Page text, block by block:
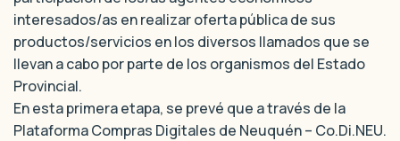
interesados/as en realizar oferta pública de sus
productos/servicios en los diversos llamados que se
llevan a cabo por parte de los organismos del Estado
Provincial.
En esta primera etapa, se prevé que a través de la
Plataforma Compras Digitales de Neuquén – Co.Di.NEU.